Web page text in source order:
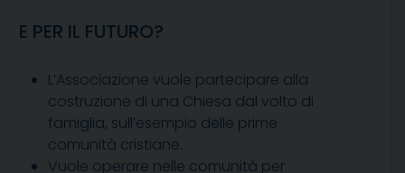
E PER IL FUTURO?
L’Associazione vuole partecipare alla
costruzione di una Chiesa dal volto di
famiglia, sull’esempio delle prime
comunità cristiane.
Vuole operare nelle comunità per